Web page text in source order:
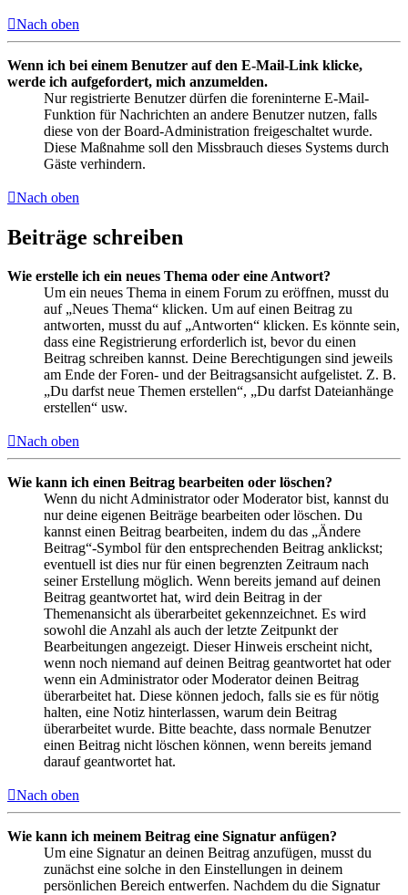
Nach oben
Wenn ich bei einem Benutzer auf den E-Mail-Link klicke,
werde ich aufgefordert, mich anzumelden.
Nur registrierte Benutzer dürfen die foreninterne E-Mail-
Funktion für Nachrichten an andere Benutzer nutzen, falls
diese von der Board-Administration freigeschaltet wurde.
Diese Maßnahme soll den Missbrauch dieses Systems durch
Gäste verhindern.
Nach oben
Beiträge schreiben
Wie erstelle ich ein neues Thema oder eine Antwort?
Um ein neues Thema in einem Forum zu eröffnen, musst du
auf „Neues Thema“ klicken. Um auf einen Beitrag zu
antworten, musst du auf „Antworten“ klicken. Es könnte sein,
dass eine Registrierung erforderlich ist, bevor du einen
Beitrag schreiben kannst. Deine Berechtigungen sind jeweils
am Ende der Foren- und der Beitragsansicht aufgelistet. Z. B.
„Du darfst neue Themen erstellen“, „Du darfst Dateianhänge
erstellen“ usw.
Nach oben
Wie kann ich einen Beitrag bearbeiten oder löschen?
Wenn du nicht Administrator oder Moderator bist, kannst du
nur deine eigenen Beiträge bearbeiten oder löschen. Du
kannst einen Beitrag bearbeiten, indem du das „Ändere
Beitrag“-Symbol für den entsprechenden Beitrag anklickst;
eventuell ist dies nur für einen begrenzten Zeitraum nach
seiner Erstellung möglich. Wenn bereits jemand auf deinen
Beitrag geantwortet hat, wird dein Beitrag in der
Themenansicht als überarbeitet gekennzeichnet. Es wird
sowohl die Anzahl als auch der letzte Zeitpunkt der
Bearbeitungen angezeigt. Dieser Hinweis erscheint nicht,
wenn noch niemand auf deinen Beitrag geantwortet hat oder
wenn ein Administrator oder Moderator deinen Beitrag
überarbeitet hat. Diese können jedoch, falls sie es für nötig
halten, eine Notiz hinterlassen, warum dein Beitrag
überarbeitet wurde. Bitte beachte, dass normale Benutzer
einen Beitrag nicht löschen können, wenn bereits jemand
darauf geantwortet hat.
Nach oben
Wie kann ich meinem Beitrag eine Signatur anfügen?
Um eine Signatur an deinen Beitrag anzufügen, musst du
zunächst eine solche in den Einstellungen in deinem
persönlichen Bereich entwerfen. Nachdem du die Signatur